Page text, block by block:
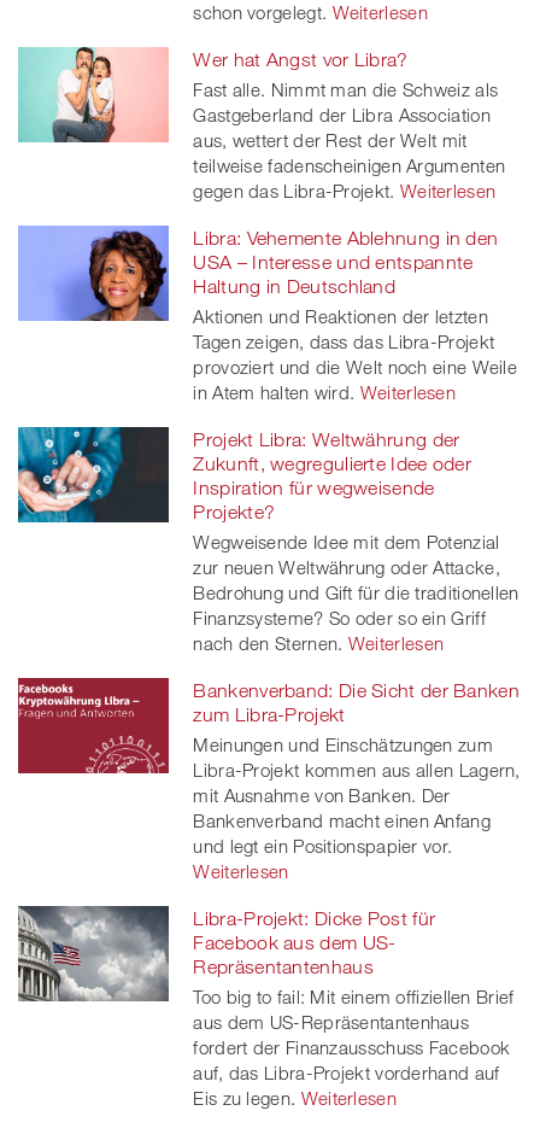
schon vorgelegt. Weiterlesen
Wer hat Angst vor Libra?
Fast alle. Nimmt man die Schweiz als
Gastgeberland der Libra Association
aus, wettert der Rest der Welt mit
teilweise fadenscheinigen Argumenten
gegen das Libra-Projekt. Weiterlesen
Libra: Vehemente Ablehnung in den
USA – Interesse und entspannte
Haltung in Deutschland
Aktionen und Reaktionen der letzten
Tagen zeigen, dass das Libra-Projekt
provoziert und die Welt noch eine Weile
in Atem halten wird. Weiterlesen
Projekt Libra: Weltwährung der
Zukunft, wegregulierte Idee oder
Inspiration für wegweisende
Projekte?
Wegweisende Idee mit dem Potenzial
zur neuen Weltwährung oder Attacke,
Bedrohung und Gift für die traditionellen
Finanzsysteme? So oder so ein Griff
nach den Sternen. Weiterlesen
Bankenverband: Die Sicht der Banken
zum Libra-Projekt
Meinungen und Einschätzungen zum
Libra-Projekt kommen aus allen Lagern,
mit Ausnahme von Banken. Der
Bankenverband macht einen Anfang
und legt ein Positionspapier vor.
Weiterlesen
Libra-Projekt: Dicke Post für
Facebook aus dem US-
Repräsentantenhaus
Too big to fail: Mit einem offiziellen Brief
aus dem US-Repräsentantenhaus
fordert der Finanzausschuss Facebook
auf, das Libra-Projekt vorderhand auf
Eis zu legen. Weiterlesen